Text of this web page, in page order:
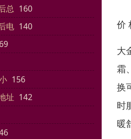
总 160
电 140
156
址 142
价
大
霜
换
时
暖